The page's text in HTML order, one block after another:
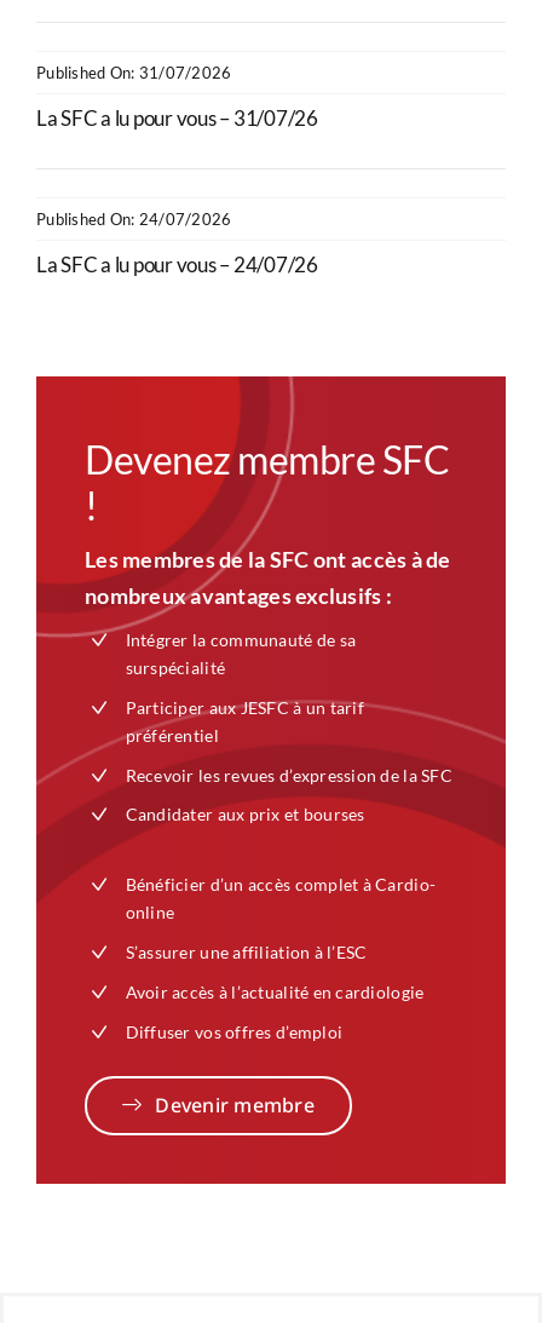
Published On: 31/07/2026
La SFC a lu pour vous – 31/07/26
Published On: 24/07/2026
La SFC a lu pour vous – 24/07/26
Devenez membre SFC
!
Les membres de la SFC ont accès à de
nombreux avantages exclusifs :
Intégrer la communauté de sa
surspécialité
Participer aux JESFC à un tarif
préférentiel
Recevoir les revues d’expression de la SFC
Candidater aux prix et bourses
Bénéficier d’un accès complet à Cardio-
online
S’assurer une affiliation à l’ESC
Avoir accès à l’actualité en cardiologie
Diffuser vos offres d’emploi
Devenir membre